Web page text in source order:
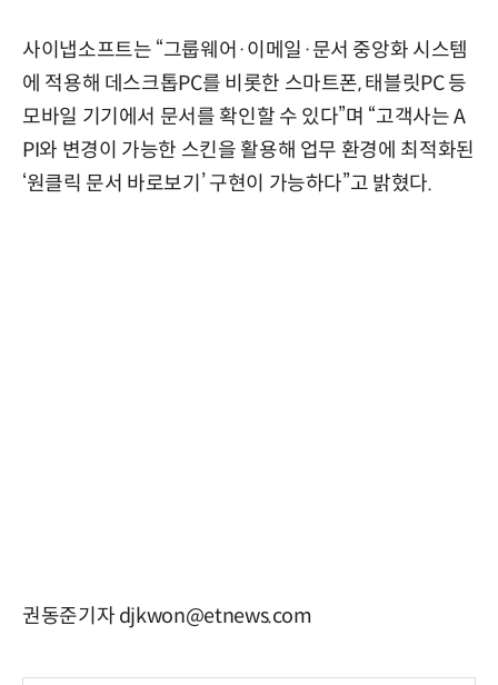
사이냅소프트는 “그룹웨어·이메일·문서 중앙화 시스템
에 적용해 데스크톱PC를 비롯한 스마트폰, 태블릿PC 등
모바일 기기에서 문서를 확인할 수 있다”며 “고객사는 A
PI와 변경이 가능한 스킨을 활용해 업무 환경에 최적화된
‘원클릭 문서 바로보기’ 구현이 가능하다”고 밝혔다.
권동준기자 djkwon@etnews.com